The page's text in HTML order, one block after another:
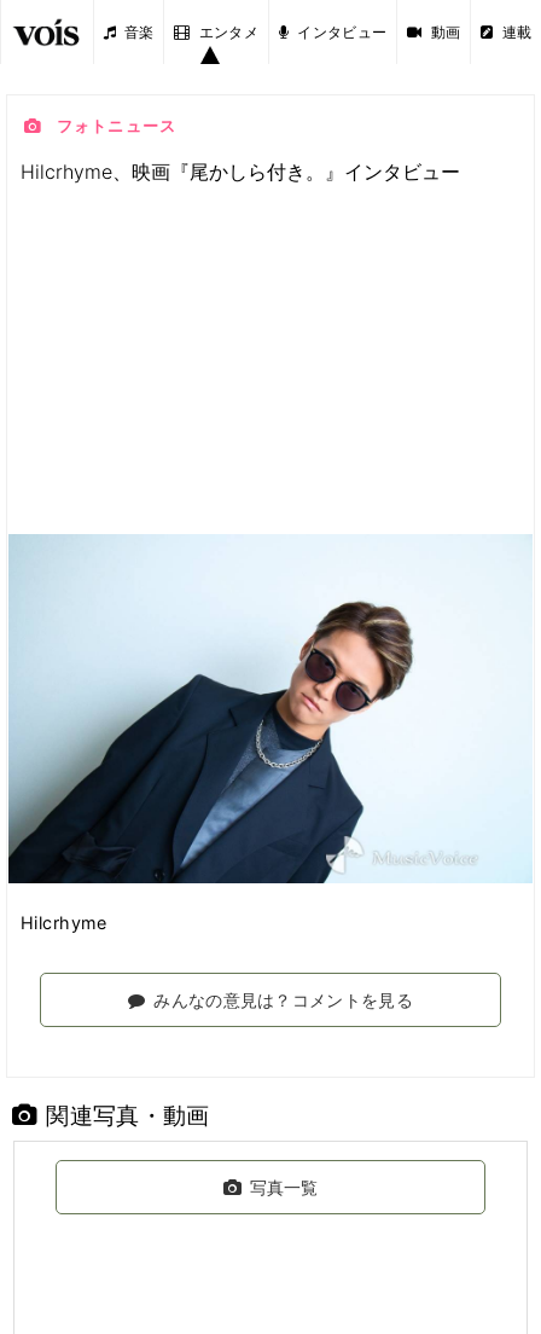
音楽 エンタメ インタビュー 動画 連載
フォトニュース
Hilcrhyme、映画『尾かしら付き。』インタビュー
Hilcrhyme
みんなの意見は？コメントを見る
関連写真・動画
写真一覧